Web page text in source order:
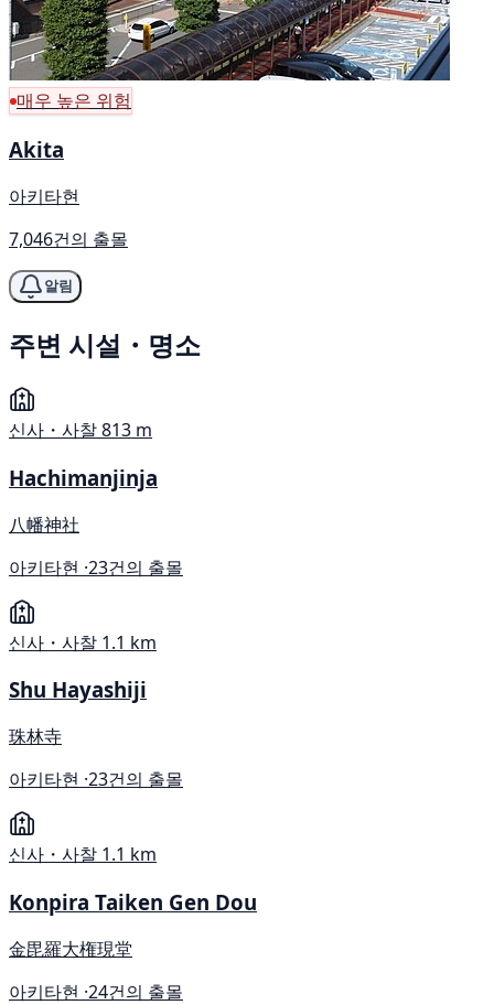
매우 높은 위험
Akita
아키타현
7,046건의 출몰
알림
주변 시설・명소
신사・사찰813 m
Hachimanjinja
八幡神社
아키타현 ·23건의 출몰
신사・사찰 1.1 km
Shu Hayashiji
珠林寺
아키타현 ·23건의 출몰
신사・사찰 1.1 km
Konpira Taiken Gen Dou
金毘羅大権現堂
아키타현 ·24건의 출몰